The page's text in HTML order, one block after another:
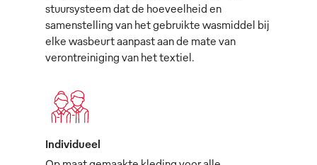
stuursysteem dat de hoeveelheid en
samenstelling van het gebruikte wasmiddel bij
elke wasbeurt aanpast aan de mate van
verontreiniging van het textiel.
Individueel